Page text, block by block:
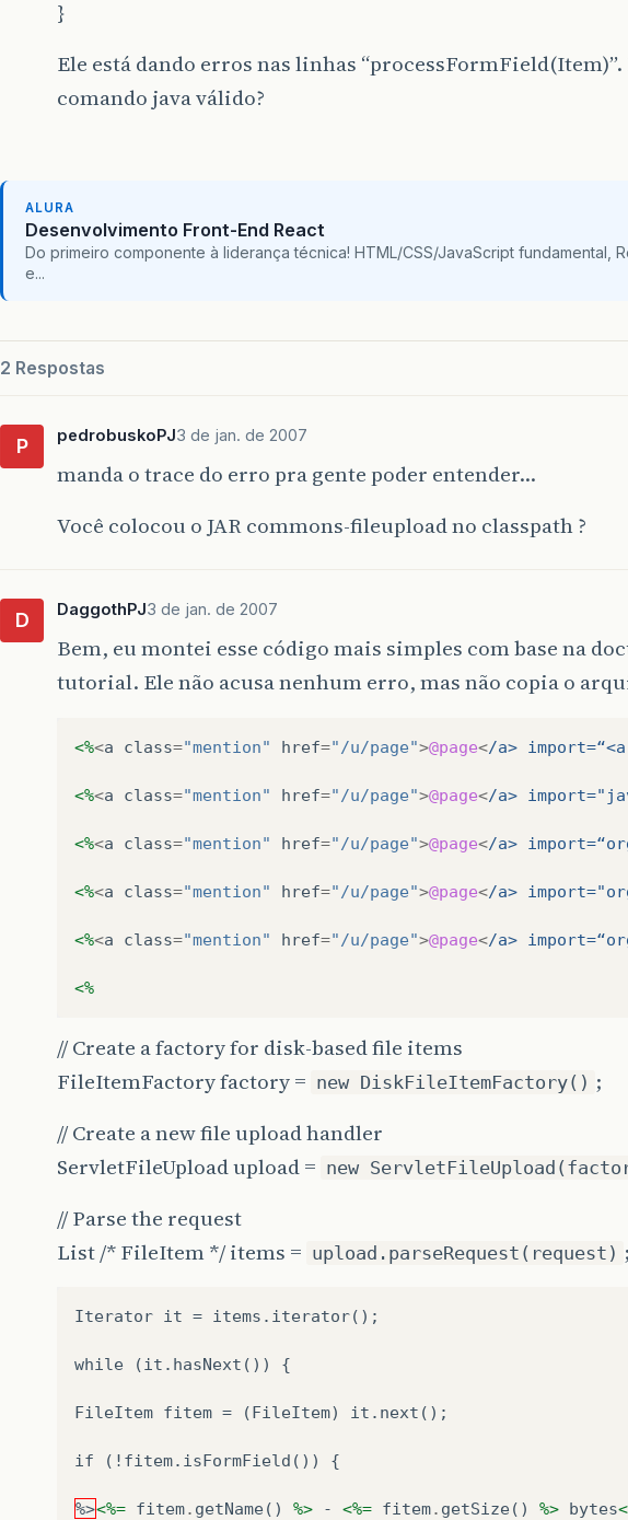
}
Ele está dando erros nas linhas “processFormField(Item)”.
comando java válido?
ALURA
Desenvolvimento Front-End React
Do primeiro componente à liderança técnica! HTML/CSS/JavaScript fundamental,
e...
2 Respostas
P pedrobuskoPJ3 de jan. de 2007
manda o trace do erro pra gente poder entender…
Você colocou o JAR commons-fileupload no classpath ?
D DaggothPJ3 de jan. de 2007
Bem, eu montei esse código mais simples com base na
tutorial. Ele não acusa nenhum erro, mas não copia o
<%<a class="mention" href="/u/page">@page</a>
<%<a class="mention" href="/u/page">@page</a>
<%<a class="mention" href="/u/page">@page</a>
<%<a class="mention" href="/u/page">@page</a>
<%<a class="mention" href="/u/page">@page</a>
<%
// Create a factory for disk-based file items
FileItemFactory factory = new DiskFileItemFactory() ;
// Create a new file upload handler
ServletFileUpload upload = new
// Parse the request
List /* FileItem */ items = upload.parseRequest(request) ;
Iterator it = items.iterator();
while (it.hasNext()) {
FileItem fitem = (FileItem) it.next();
if (!fitem.isFormField()) {
%><%= fitem. getName() %> - <%= fitem. getSize() %> bytes